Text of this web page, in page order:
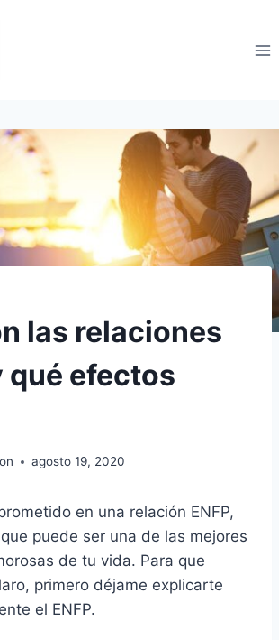
las relaciones
qué efectos
agosto 19, 2020
en una relación ENFP,
puede ser una de las mejores
de tu vida. Para que
primero déjame explicarte
el ENFP.